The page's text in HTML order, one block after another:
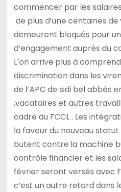
commencer par les
de plus d’une centaines
demeurent bloqués pour
d’engagement auprès du
L’on arrive plus à
discrimination dans les
de l’APC de sidi bel abbés
,vacataires et autres
cadre du FCCL . Les
la faveur du nouveau
butent contre la machine
contrôle financier et les
février seront versés avec
c’est un autre retard dans